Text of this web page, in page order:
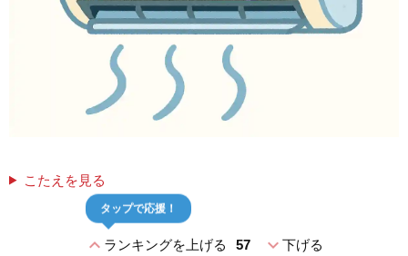
こたえを見る
expand_lessランキングを上げる 57
タップで応援！
expand_more下げる